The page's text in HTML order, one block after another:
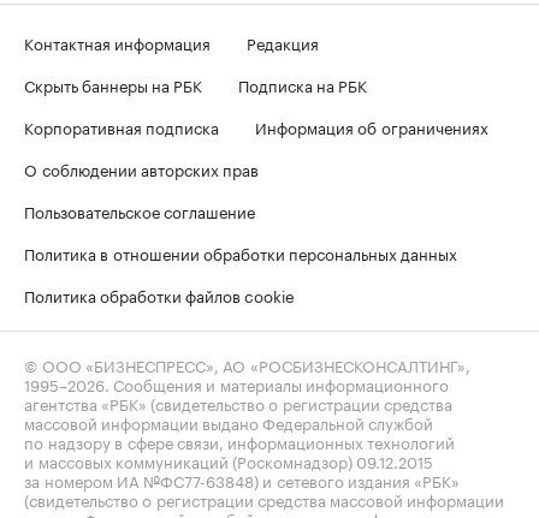
Контактная информация
Редакция
Скрыть баннеры на РБК
Подписка на РБК
Корпоративная подписка
Информация об ограничениях
О соблюдении авторских прав
Пользовательское соглашение
Политика в отношении обработки персональных данных
Политика обработки файлов cookie
© ООО «БИЗНЕСПРЕСС», АО «РОСБИЗНЕСКОНСАЛТИНГ»,
1995–2026 . Сообщения и материалы информационного
агентства «РБК» (свидетельство о регистрации средства
массовой информации выдано Федеральной службой
по надзору в сфере связи, информационных технологий
и массовых коммуникаций (Роскомнадзор) 09.12.2015
за номером ИА №ФС77-63848) и сетевого издания «РБК»
(свидетельство о регистрации средства массовой информации